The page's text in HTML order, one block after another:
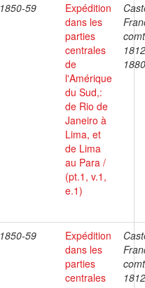
1850-59
Expédition
dans les
parties
centrales
de
l'Amérique
du Sud,:
de Rio de
Janeiro à
Lima, et
de Lima
au Para /
(pt.1, v.1,
e.1)
1880
1850-59
Expédition
dans les
parties
centrales